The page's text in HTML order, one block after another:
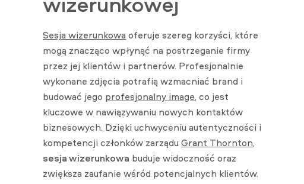
Sesja wizerunkowa oferuje szereg korzyści, które
mogą znacząco wpłynąć na postrzeganie firmy
przez jej klientów i partnerów. Profesjonalnie
wykonane zdjęcia potrafią wzmacniać brand i
budować jego profesjonalny image, co jest
kluczowe w nawiązywaniu nowych kontaktów
biznesowych. Dzięki uchwyceniu autentyczności i
kompetencji członków zarządu Grant Thornton,
sesja wizerunkowa buduje widoczność oraz
zwiększa zaufanie wśród potencjalnych klientów.